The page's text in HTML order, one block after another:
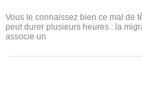
Vous le connaissez bien ce mal de
peut durer plusieurs heures : la
associe un